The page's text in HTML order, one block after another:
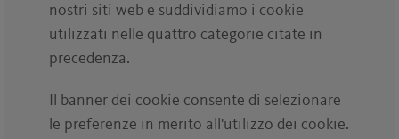
nostri siti web e suddividiamo i cookie
utilizzati nelle quattro categorie citate in
precedenza.
Il banner dei cookie consente di selezionare
le preferenze in merito all'utilizzo dei cookie.